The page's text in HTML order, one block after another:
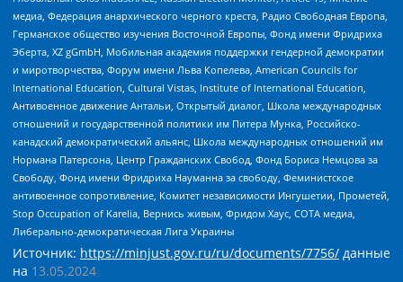
медиа, Федерация анархического черного креста, Радио Свободная Европа,
Германское общество изучения Восточной Европы, Фонд имени Фридриха
Эберта, XZ gGmbH, Мобильная академия поддержки гендерной демократии
и миротворчества, Форум имени Льва Копелева, American Councils for
International Education, Cultural Vistas, Institute of International Education,
Антивоенное движение Антальи, Открытый диалог, Школа международных
отношений и государственной политики им Питера Мунка, Российско-
канадский демократический альянс, Школа международных отношений им
Нормана Патерсона, Центр Гражданских Свобод, Фонд Бориса Немцова за
Свободу, Фонд имени Фридриха Науманна за свободу, Феминистское
антивоенное сопротивление, Комитет независимости Ингушетии, Прометей,
Stop Occupation of Karelia, Вернись живым, Фридом Хаус, СОТА медиа,
Либерально-демократическая Лига Украины
Источник: https://minjust.gov.ru/ru/documents/7756/ данные
на 13.05.2024